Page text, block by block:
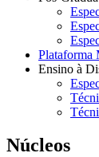
Plataforma
Ensino à
Núcleos